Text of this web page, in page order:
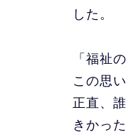
した。
「福祉
この思
正直、
きかっ